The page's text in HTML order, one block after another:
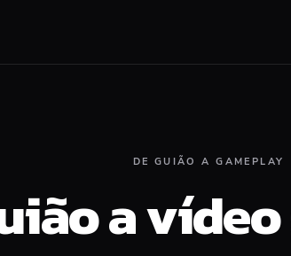
DE GUIÃO A GAMEPLAY
a